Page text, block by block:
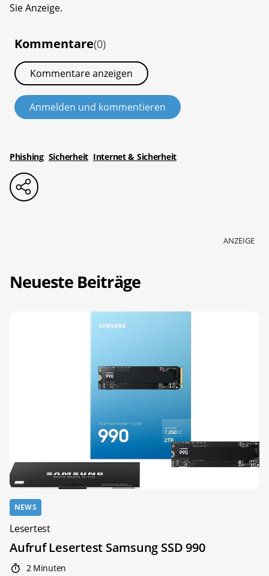
Sie Anzeige.
Kommentare(0)
Kommentare anzeigen
Anmelden und kommentieren
Phishing Sicherheit Internet & Sicherheit
ANZEIGE
Neueste Beiträge
NEWS
Lesertest
Aufruf Lesertest Samsung SSD 990
2 Minuten